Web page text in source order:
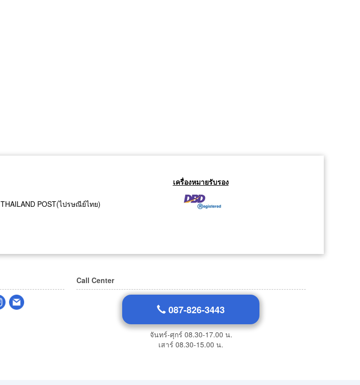
THAILAND POST(ไปรษณีย์ไทย)
เครื่องหมายรับรอง
Call Center
087-826-3443
จันทร์-ศุกร์ 08.30-17.00 น.
เสาร์ 08.30-15.00 น.